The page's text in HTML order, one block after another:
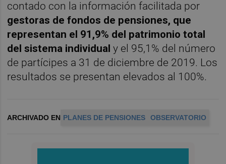
contado con la información facilitada por
gestoras de fondos de pensiones, que
representan el 91,9% del patrimonio total
del sistema individual y el 95,1% del número
de partícipes a 31 de diciembre de 2019. Los
resultados se presentan elevados al 100%.
ARCHIVADO EN PLANES DE PENSIONES OBSERVATORIO